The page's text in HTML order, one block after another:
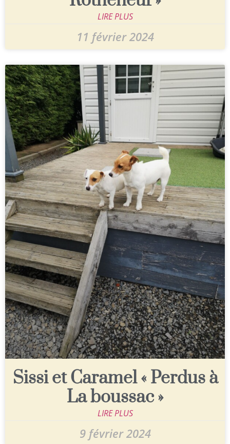
LIRE PLUS
11 février 2024
Sissi et Caramel « Perdus à
La boussac »
LIRE PLUS
9 février 2024